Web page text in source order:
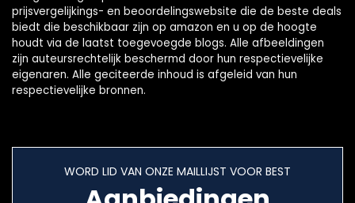
prijsvergelijkings- en beoordelingswebsite die de beste deals
biedt die beschikbaar zijn op amazon en u op de hoogte
houdt via de laatst toegevoegde blogs. Alle afbeeldingen
zijn auteursrechtelijk beschermd door hun respectievelijke
eigenaren. Alle geciteerde inhoud is afgeleid van hun
respectievelijke bronnen.
WORD LID VAN ONZE MAILLIJST VOOR BEST